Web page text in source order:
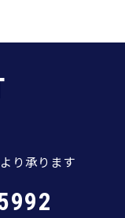
り承ります